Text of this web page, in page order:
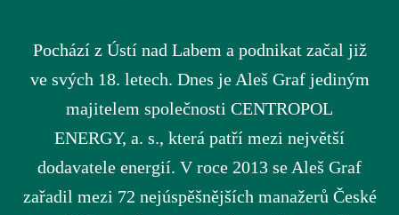
Pochází z Ústí nad Labem a podnikat začal již
ve svých 18. letech. Dnes je Aleš Graf jediným
majitelem společnosti CENTROPOL
ENERGY, a. s., která patří mezi největší
dodavatele energií. V roce 2013 se Aleš Graf
zařadil mezi 72 nejúspěšnějších manažerů České